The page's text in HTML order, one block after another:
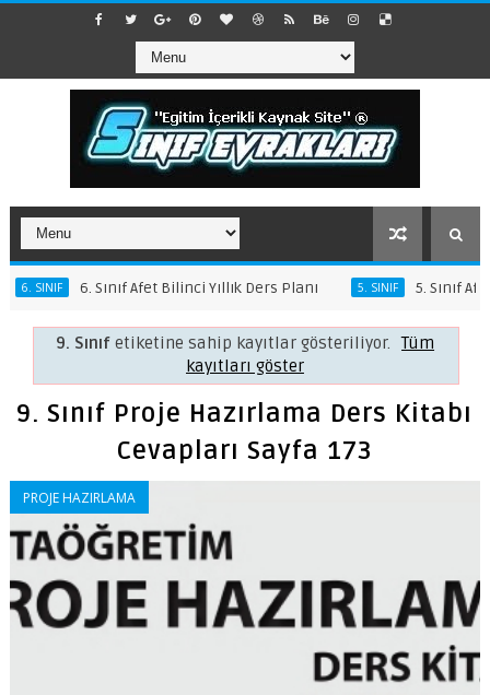
Sınıf Afet Bilinci Yıllık Ders Planı 5. SINIF 5. Sınıf Afet Bilinci
9. Sınıfetiketine sahip kayıtlar gösteriliyor. Tüm
kayıtları göster
9. Sınıf Proje Hazırlama Ders Kitabı
Cevapları Sayfa 173
PROJE HAZIRLAMA